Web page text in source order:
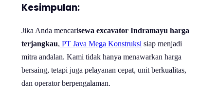
Kesimpulan:
Jika Anda mencarisewa excavator Indramayu harga
terjangkau, PT Java Mega Konstruksi siap menjadi
mitra andalan. Kami tidak hanya menawarkan harga
bersaing, tetapi juga pelayanan cepat, unit berkualitas,
dan operator berpengalaman.